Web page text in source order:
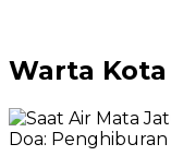
Warta Kota